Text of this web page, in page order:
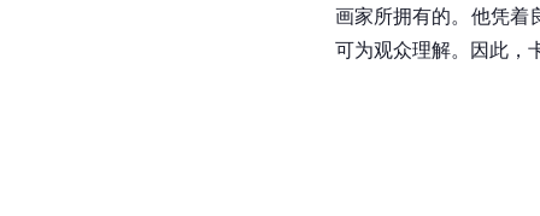
画家所拥有的。他凭着
可为观众理解。因此，